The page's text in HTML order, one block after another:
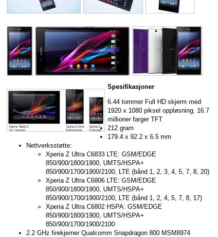
Spesifikasjoner
6.44 tommer Full HD skjerm med
1920 x 1080 piksel oppløsning. 16.7
millioner farger TFT
212 gram
179.4 x 92.2 x 6.5 mm
Nettverksstøtte:
Xperia Z Ultra C6833 LTE: GSM/EDGE
850/900/1800/1900, UMTS/HSPA+
850/900/1700/1900/2100, LTE (bånd 1, 2, 3, 4, 5, 7, 8, 20)
Xperia Z Ultra C6806 LTE: GSM/EDGE
850/900/1800/1900, UMTS/HSPA+
850/900/1700/1900/2100, LTE (bånd 1, 2, 4, 5, 7, 8, 17)
Xperia Z Ultra C6802 HSPA: GSM/EDGE
850/900/1800/1900, UMTS/HSPA+
850/900/1700/1900/2100
2.2 GHz firekjerner Qualcomm Snapdragon 800 MSM8974